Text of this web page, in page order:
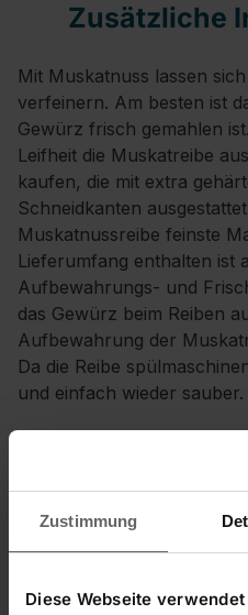
Zustimmung
Diese Webseite
Zusätzliche
Mit Muskatnuss lassen
verfeinern. Am besten ist
Gewürz frisch gemahlen
Leifheit die Muskatreibe
kaufen, die mit extra
Schneidkanten
Muskatnussreibe feinste
Lieferumfang enthalten ist
Aufbewahrungs- und
das Gewürz beim Reiben
Aufbewahrung der
Da die Reibe
und einfach wieder sauber.
Feinste Mahlergebnisse
Mit Aufbewahrungs-
Spülmaschinenfeste
ComfortLine